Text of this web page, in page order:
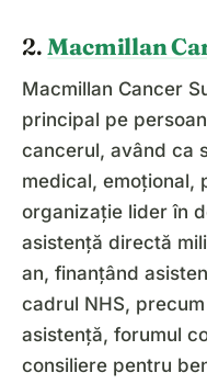
2.Macmillan
Macmillan Cancer
principal pe
cancerul, având ca
medical, emoțional,
organizație lider în
asistență directă
an, finanțând
cadrul NHS,
asistență, forumul
consiliere pentru